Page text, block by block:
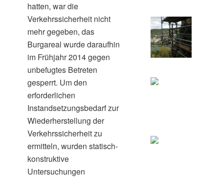
hatten, war die
Verkehrssicherheit nicht
mehr gegeben, das
Burgareal wurde daraufhin
im Frühjahr 2014 gegen
unbefugtes Betreten
gesperrt. Um den
erforderlichen
Instandsetzungsbedarf zur
Wiederherstellung der
Verkehrssicherheit zu
ermitteln, wurden statisch-
konstruktive
Untersuchungen